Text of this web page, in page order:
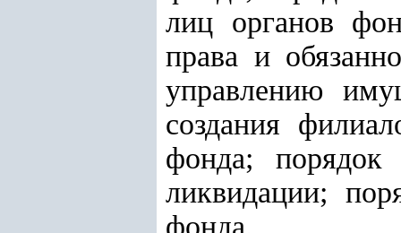
лиц органов
права и
управлению
создания
фонда; порядок
ликвидации;
фонда.